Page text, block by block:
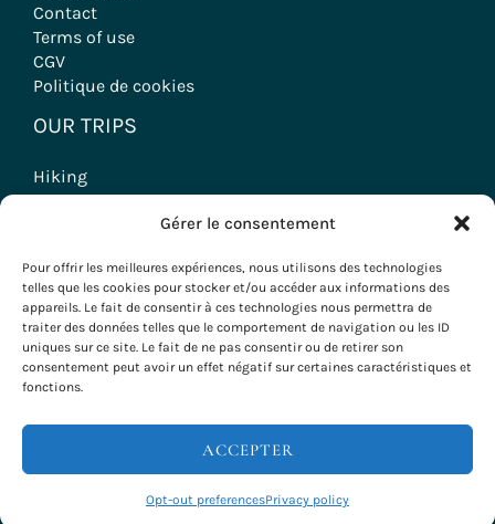
Gérer le consentement
Pour offrir les meilleures expériences, nous utilisons des technologies
telles que les cookies pour stocker et/ou accéder aux informations des
appareils. Le fait de consentir à ces technologies nous permettra de
traiter des données telles que le comportement de navigation ou les ID
uniques sur ce site. Le fait de ne pas consentir ou de retirer son
consentement peut avoir un effet négatif sur certaines caractéristiques et
fonctions.
ACCEPTER
Opt-out preferencesPrivacy policy
Contact
Terms of use
CGV
Politique de cookies
OUR TRIPS
Hiking
Wine tourism stays
Seminars & Incentives
Voyages à vélo
Copyright © 2026 Evazio